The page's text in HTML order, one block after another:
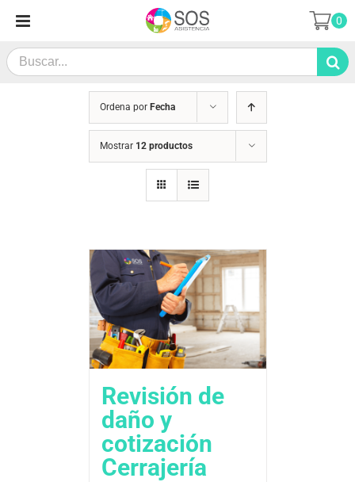
contenido
Search
for:
0
Ordena por Fecha
Mostrar 12 productos
Revisión de
daño y
cotización
Cerrajería